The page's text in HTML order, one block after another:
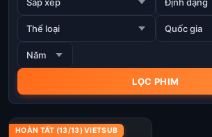
HOÀN TẤT (13/13) VIETSUB